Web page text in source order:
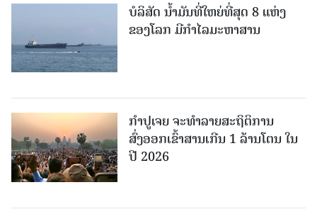
ບໍລິສັດ ນ້ຳມັນທີ່ໃຫຍ່ທີ່ສຸດ 8 ແຫ່ງ
ຂອງໂລກ ມີກຳໄລມະຫາສານ
ກຳປູເຈຍ ຈະທຳລາຍສະຖິຕິການ
ສົ່ງອອກເຂົ້າສານເກີນ 1 ລ້ານໂຕນ ໃນ
ປີ 2026